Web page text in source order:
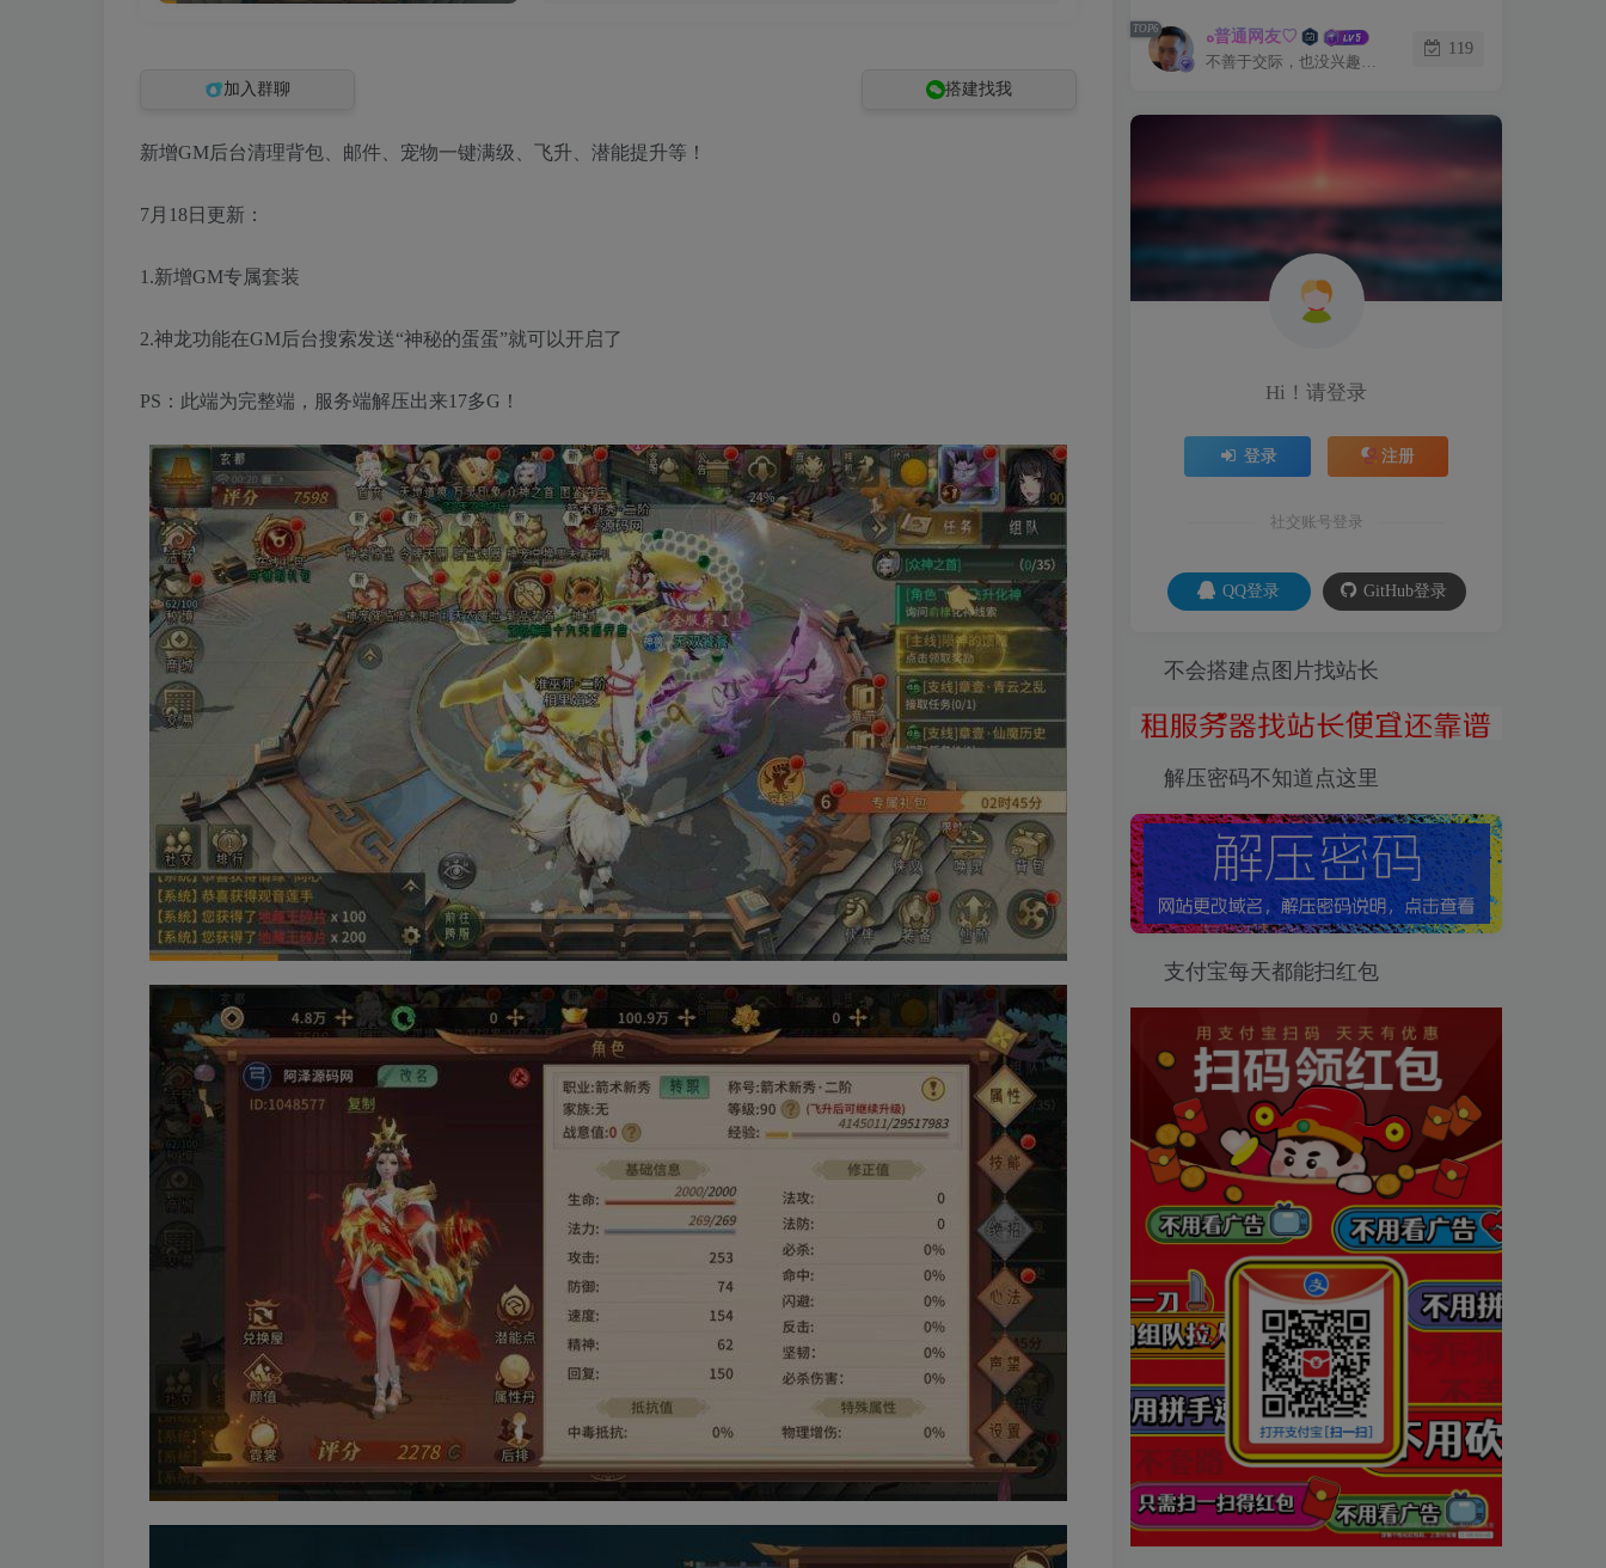
加入群聊 搭建找我
新增GM后台清理背包、邮件、宠物一键满级、飞升、潜能提升等！
7月18日更新：
1.新增GM专属套装
2.神龙功能在GM后台搜索发送“神秘的蛋蛋”就可以开启了
PS：此端为完整端，服务端解压出来17多G！
TOP6 ﻩ普通网友♡
不善于交际，也没兴趣认识你。
119
Hi！请登录
登录 注册
社交账号登录
QQ登录 GitHub登录
不会搭建点图片找站长
解压密码不知道点这里
支付宝每天都能扫红包